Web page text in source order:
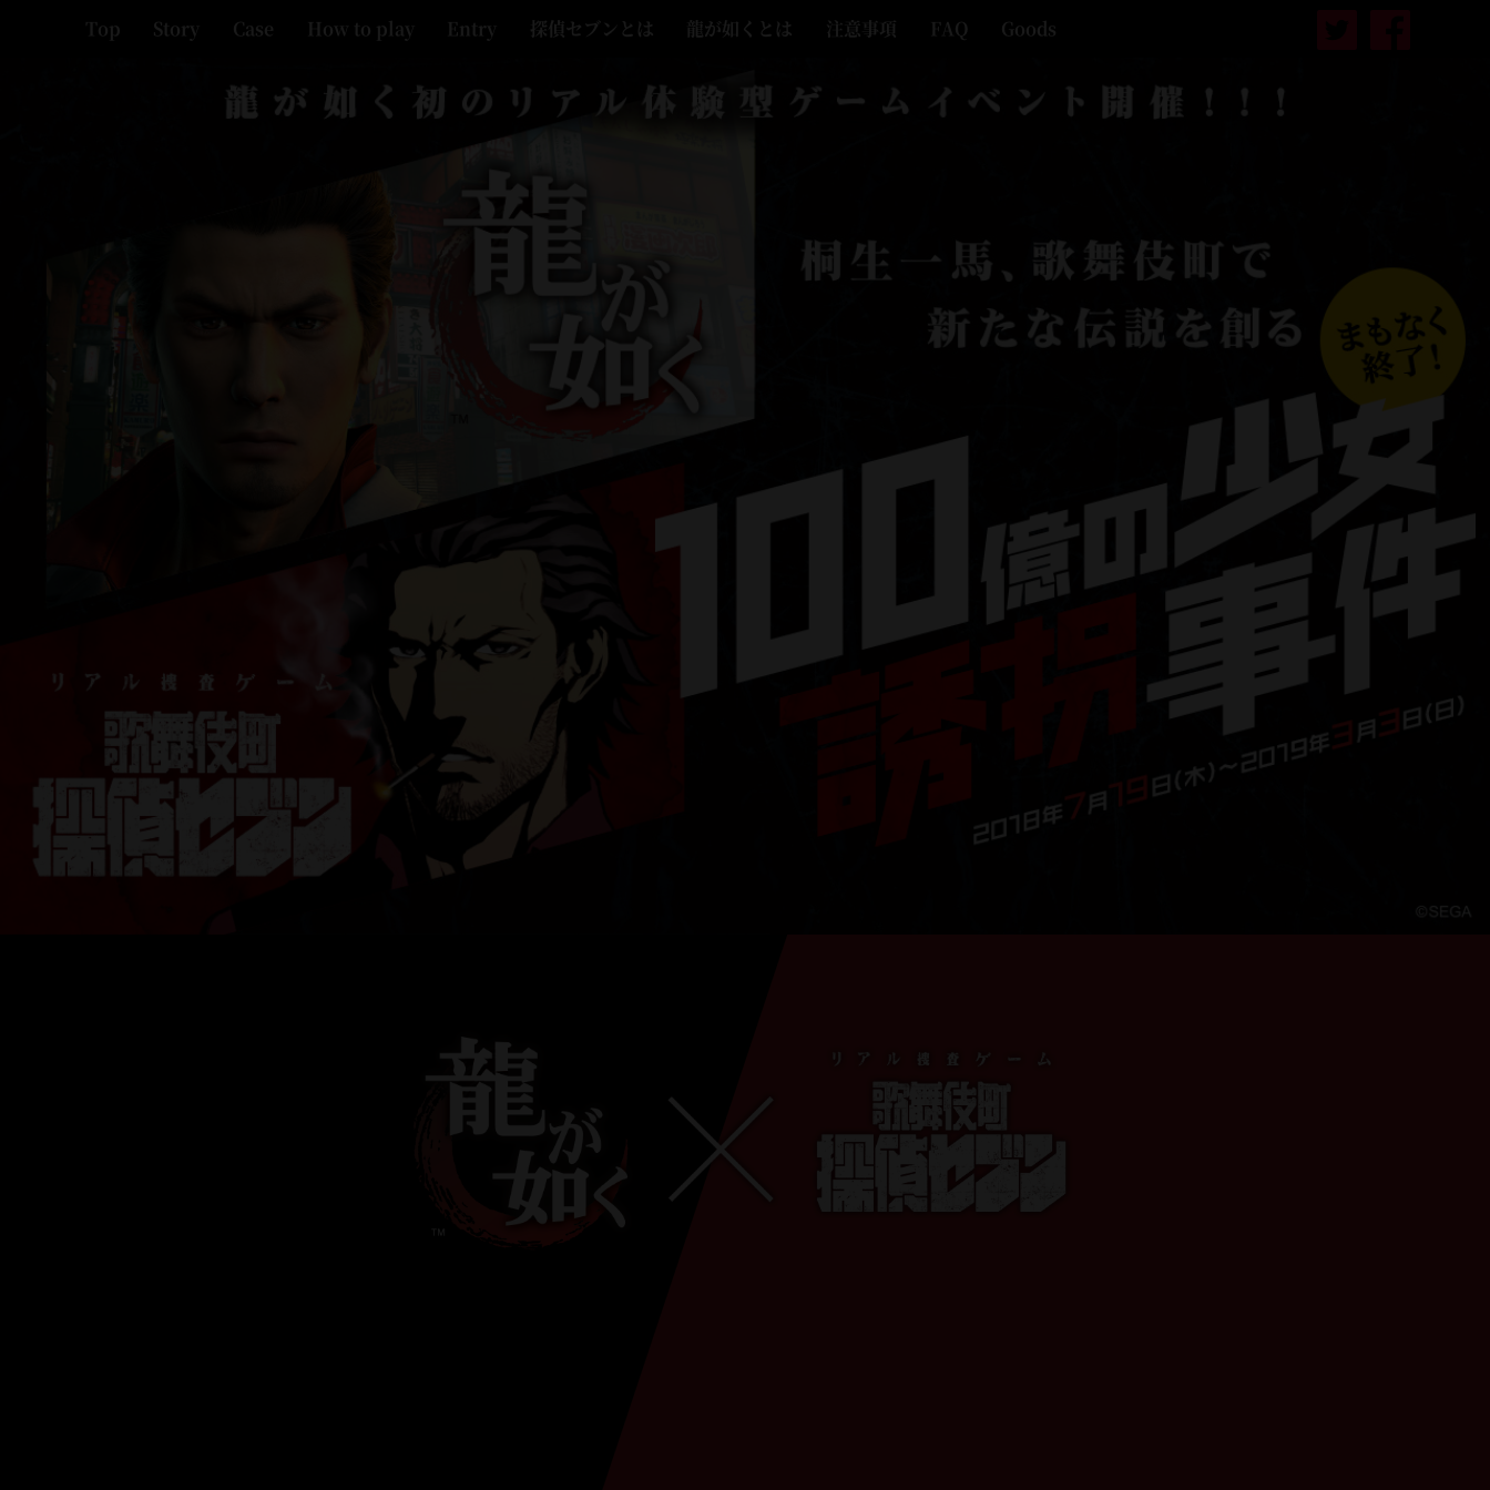
Top Story Case How to play Entry 探偵セブンとは 龍が如くとは 注意事項 FAQ Goods